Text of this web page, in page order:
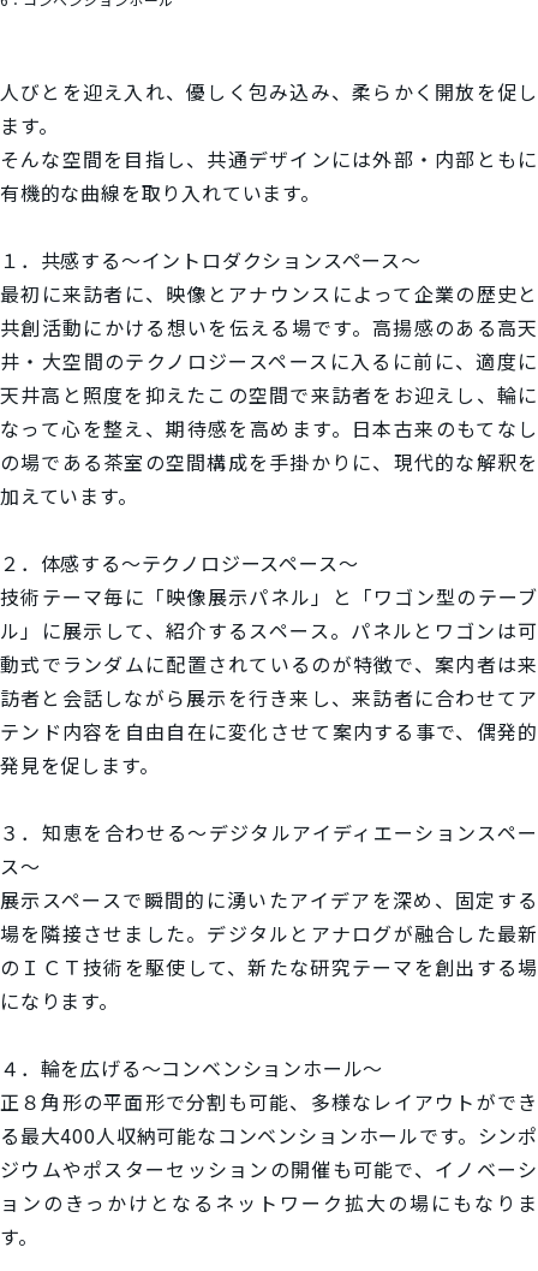
人びとを迎え入れ、優しく包み込み、柔らかく開放を促し
ます。
そんな空間を目指し、共通デザインには外部・内部ともに
有機的な曲線を取り入れています。
１．共感する～イントロダクションスペース～
最初に来訪者に、映像とアナウンスによって企業の歴史と
共創活動にかける想いを伝える場です。高揚感のある高天
井・大空間のテクノロジースペースに入るに前に、適度に
天井高と照度を抑えたこの空間で来訪者をお迎えし、輪に
なって心を整え、期待感を高めます。日本古来のもてなし
の場である茶室の空間構成を手掛かりに、現代的な解釈を
加えています。
２．体感する～テクノロジースペース～
技術テーマ毎に「映像展示パネル」と「ワゴン型のテーブ
ル」に展示して、紹介するスペース。パネルとワゴンは可
動式でランダムに配置されているのが特徴で、案内者は来
訪者と会話しながら展示を行き来し、来訪者に合わせてア
テンド内容を自由自在に変化させて案内する事で、偶発的
発見を促します。
３．知恵を合わせる～デジタルアイディエーションスペー
ス～
展示スペースで瞬間的に湧いたアイデアを深め、固定する
場を隣接させました。デジタルとアナログが融合した最新
のＩＣＴ技術を駆使して、新たな研究テーマを創出する場
になります。
４．輪を広げる～コンベンションホール～
正８角形の平面形で分割も可能、多様なレイアウトができ
る最大400人収納可能なコンベンションホールです。シンポ
ジウムやポスターセッションの開催も可能で、イノベーシ
ョンのきっかけとなるネットワーク拡大の場にもなりま
す。